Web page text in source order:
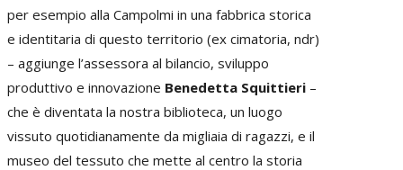
per esempio alla Campolmi in una fabbrica storica
e identitaria di questo territorio (ex cimatoria, ndr)
– aggiunge l’assessora al bilancio, sviluppo
produttivo e innovazione Benedetta Squittieri –
che è diventata la nostra biblioteca, un luogo
vissuto quotidianamente da migliaia di ragazzi, e il
museo del tessuto che mette al centro la storia